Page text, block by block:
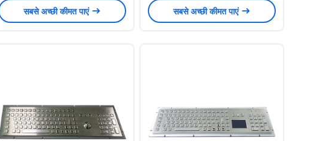
सबसे अच्छी कीमत पाएं सबसे अच्छी कीमत पाएं